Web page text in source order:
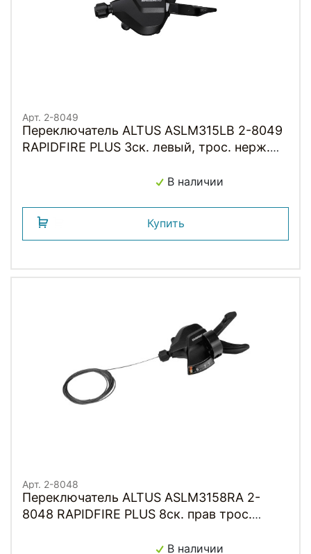
Арт. 2-8049
Переключатель ALTUS ASLM315LB 2-8049
RAPIDFIRE PLUS 3ск. левый, трос. нерж.
В наличии
Купить
Арт. 2-8048
Переключатель ALTUS ASLM3158RA 2-
8048 RAPIDFIRE PLUS 8ск. прав трос.
В наличии